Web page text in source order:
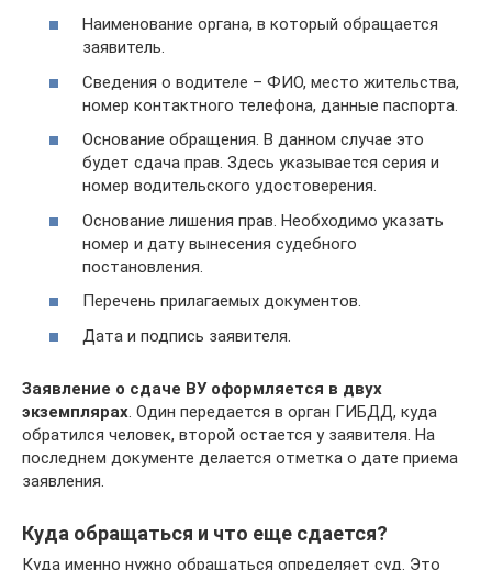
Наименование органа, в который обращается
заявитель.
Сведения о водителе – ФИО, место жительства,
номер контактного телефона, данные паспорта.
Основание обращения. В данном случае это
будет сдача прав. Здесь указывается серия и
номер водительского удостоверения.
Основание лишения прав. Необходимо указать
номер и дату вынесения судебного
постановления.
Перечень прилагаемых документов.
Дата и подпись заявителя.
Заявление о сдаче ВУ оформляется в двух
экземплярах . Один передается в орган ГИБДД, куда
обратился человек, второй остается у заявителя. На
последнем документе делается отметка о дате приема
заявления.
Куда обращаться и что еще сдается?
Куда именно нужно обращаться определяет суд. Это